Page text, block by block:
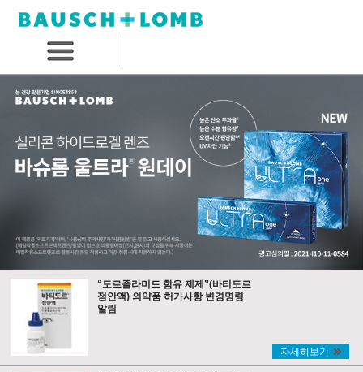
“도르졸라미드 함유 제제”(바티도르
점안액) 의약품 허가사항 변경명령
알림
자세히보기